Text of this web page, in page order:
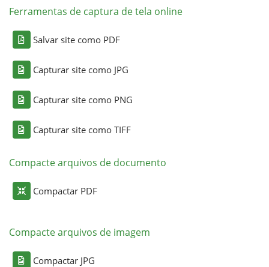
Ferramentas de captura de tela online
Salvar site como PDF
Capturar site como JPG
Capturar site como PNG
Capturar site como TIFF
Compacte arquivos de documento
Compactar PDF
Compacte arquivos de imagem
Compactar JPG